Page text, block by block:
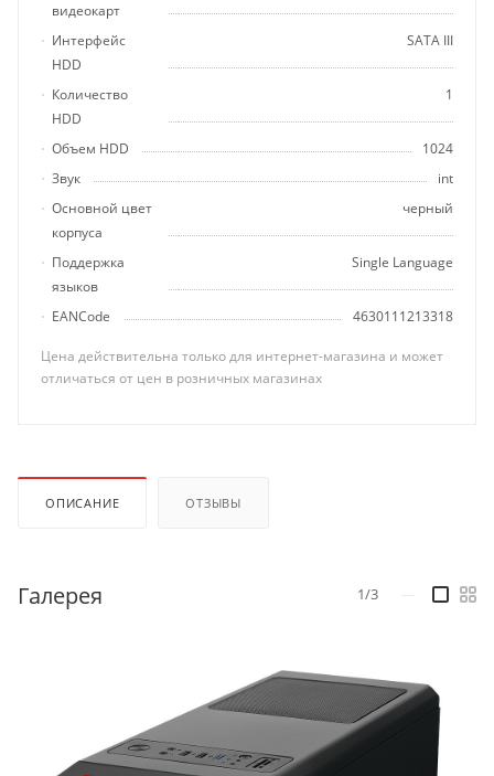
видеокарт
Интерфейс
HDD
SATA III
Количество
HDD
1
Объем HDD
1024
Звук
int
Основной цвет
корпуса
черный
Поддержка
языков
Single Language
EANCode 4630111213318
Цена действительна только для интернет-магазина и может
отличаться от цен в розничных магазинах
ОПИСАНИЕ ОТЗЫВЫ
Галерея 1/3